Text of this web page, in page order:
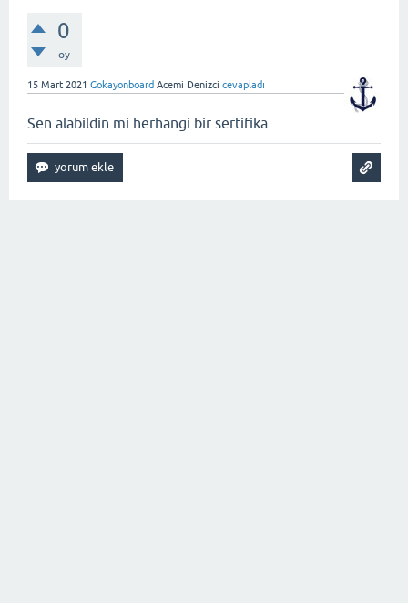
0
oy
15 Mart 2021 Gokayonboard Acemi Denizci cevapladı
Sen alabildin mi herhangi bir sertifika